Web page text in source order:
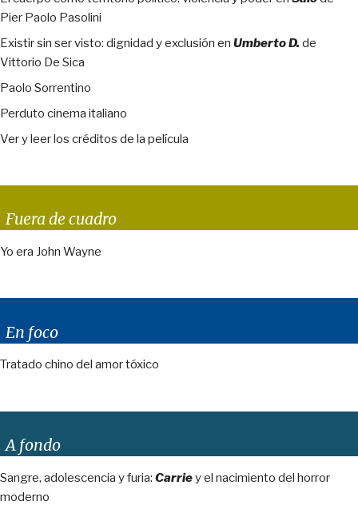
Pier Paolo Pasolini
Existir sin ser visto: dignidad y exclusión en Umberto D. de
Vittorio De Sica
Paolo Sorrentino
Perduto cinema italiano
Ver y leer los créditos de la película
Fuera de cuadro
Yo era John Wayne
En foco
Tratado chino del amor tóxico
A fondo
Sangre, adolescencia y furia: Carriey el nacimiento del horror
moderno